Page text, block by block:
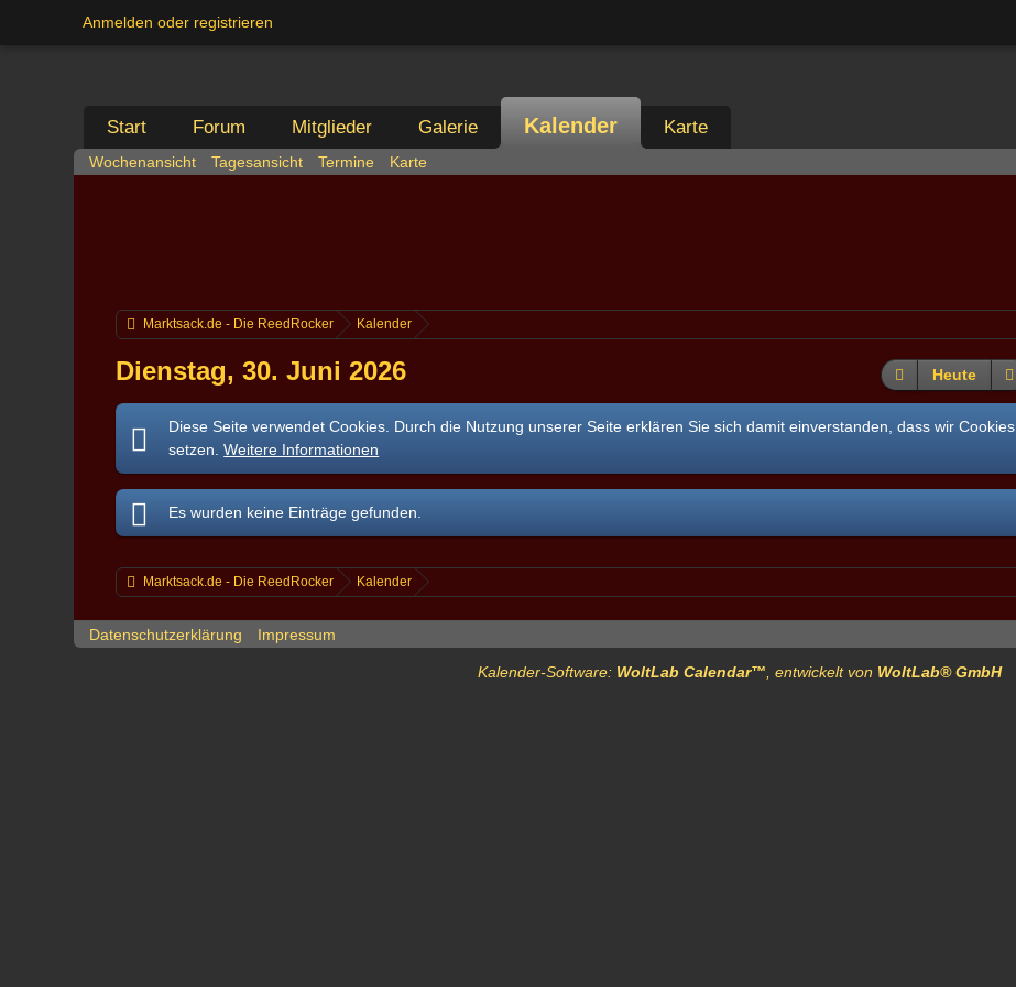
Anmelden oder registrieren
Start Forum Mitglieder Galerie Kalender Karte
Wochenansicht Tagesansicht Termine Karte
Marktsack.de - Die ReedRocker Kalender
Dienstag, 30. Juni 2026 Heute
Diese Seite verwendet Cookies. Durch die Nutzung unserer Seite erklären Sie sich damit einverstanden, dass wir Cookies
setzen.Weitere Informationen
Es wurden keine Einträge gefunden.
Marktsack.de - Die ReedRocker Kalender
Datenschutzerklärung Impressum
Kalender-Software: WoltLab Calendar™ , entwickelt von WoltLab® GmbH